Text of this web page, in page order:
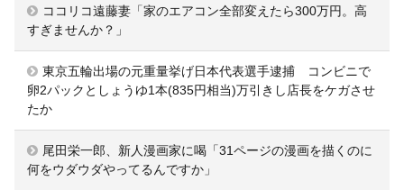
ココリコ遠藤妻「家のエアコン全部変えたら300万円。高
すぎませんか？」
東京五輪出場の元重量挙げ日本代表選手逮捕 コンビニで
卵2パックとしょうゆ1本(835円相当)万引きし店長をケガさせ
たか
尾田栄一郎、新人漫画家に喝「31ページの漫画を描くのに
何をウダウダやってるんですか」